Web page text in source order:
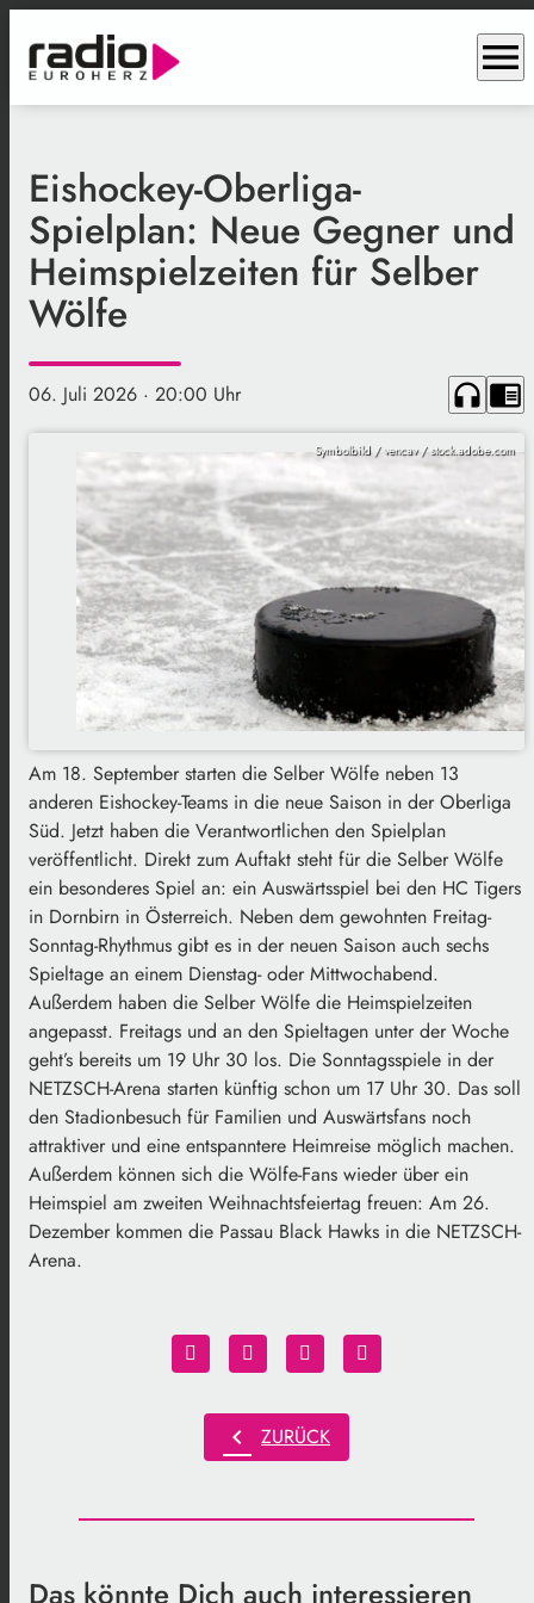
menu
Eishockey-Oberliga-
Spielplan: Neue Gegner und
Heimspielzeiten für Selber
Wölfe
06. Juli 2026 · 20:00 Uhr headphones chrome_reader_mode
Symbolbild / vencav / stock.adobe.com
Am 18. September starten die Selber Wölfe neben 13
anderen Eishockey-Teams in die neue Saison in der Oberliga
Süd. Jetzt haben die Verantwortlichen den Spielplan
veröffentlicht. Direkt zum Auftakt steht für die Selber Wölfe
ein besonderes Spiel an: ein Auswärtsspiel bei den HC Tigers
in Dornbirn in Österreich. Neben dem gewohnten Freitag-
Sonntag-Rhythmus gibt es in der neuen Saison auch sechs
Spieltage an einem Dienstag- oder Mittwochabend.
Außerdem haben die Selber Wölfe die Heimspielzeiten
angepasst. Freitags und an den Spieltagen unter der Woche
geht’s bereits um 19 Uhr 30 los. Die Sonntagsspiele in der
NETZSCH-Arena starten künftig schon um 17 Uhr 30. Das soll
den Stadionbesuch für Familien und Auswärtsfans noch
attraktiver und eine entspanntere Heimreise möglich machen.
Außerdem können sich die Wölfe-Fans wieder über ein
Heimspiel am zweiten Weihnachtsfeiertag freuen: Am 26.
Dezember kommen die Passau Black Hawks in die NETZSCH-
Arena.
chevron_left ZURÜCK
Das könnte Dich auch interessieren